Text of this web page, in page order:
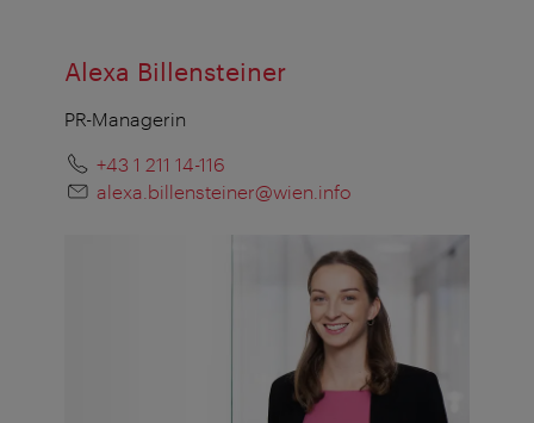
Alexa Billensteiner
PR-Managerin
+43 1 211 14-116
alexa.billensteiner@wien.info